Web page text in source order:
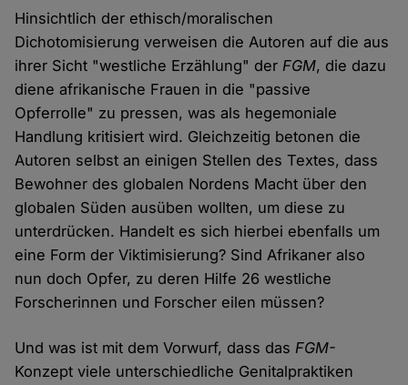
Hinsichtlich der ethisch/moralischen
Dichotomisierung verweisen die Autoren auf die aus
ihrer Sicht "westliche Erzählung" derFGM, die dazu
diene afrikanische Frauen in die "passive
Opferrolle" zu pressen, was als hegemoniale
Handlung kritisiert wird. Gleichzeitig betonen die
Autoren selbst an einigen Stellen des Textes, dass
Bewohner des globalen Nordens Macht über den
globalen Süden ausüben wollten, um diese zu
unterdrücken. Handelt es sich hierbei ebenfalls um
eine Form der Viktimisierung? Sind Afrikaner also
nun doch Opfer, zu deren Hilfe 26 westliche
Forscherinnen und Forscher eilen müssen?
Und was ist mit dem Vorwurf, dass dasFGM-
Konzept viele unterschiedliche Genitalpraktiken